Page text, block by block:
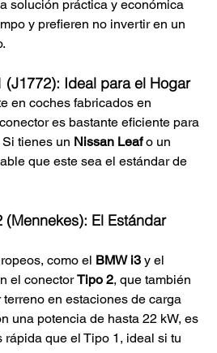
solución práctica y económica
y prefieren no invertir en un
(J1772): Ideal para el Hogar
en coches fabricados en
es bastante eficiente para
tienes un Nissan Leaf o un
que este sea el estándar de
(Mennekes): El Estándar
como el BMW i3 y el
el conector Tipo 2, que también
en estaciones de carga
una potencia de hasta 22 kW, es
rápida que el Tipo 1, ideal si tu